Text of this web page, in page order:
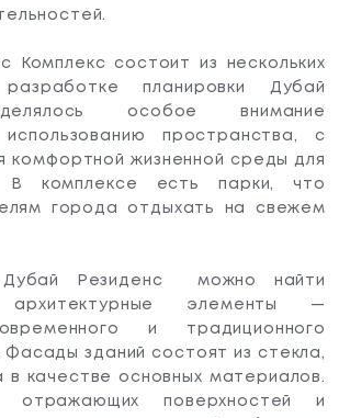
Комплекс состоит из нескольких
планировки Дубай
особое внимание
использованию пространства, с
комфортной жизненной среды для
В комплексе есть парки, что
города отдыхать на свежем
Дубай Резиденс можно найти
архитектурные элементы —
и традиционного
Фасады зданий состоят из стекла,
в качестве основных материалов.
отражающих поверхностей и